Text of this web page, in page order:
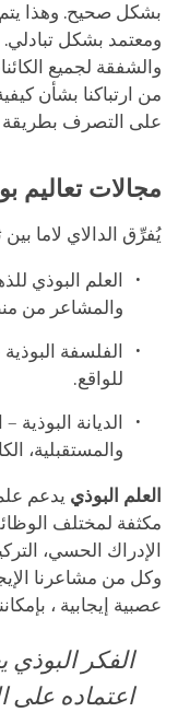
بشكل صحيح. وهذا
ومعتمد بشكل
والشفقة لجميع
من ارتباكنا بشأن
على التصرف بطريقة
مجالات تعاليم
يُفرِّق الدالاي لاما
العلم البوذي
والمشاعر من
الفلسفة
للواقع.
الديانة
والمستقبلية،
العلم البوذي يدعم
مكثفة لمختلف
الإدراك الحسي،
وكل من مشاعرنا
عصبية إيجابية ،
الفكر
اعتماده على